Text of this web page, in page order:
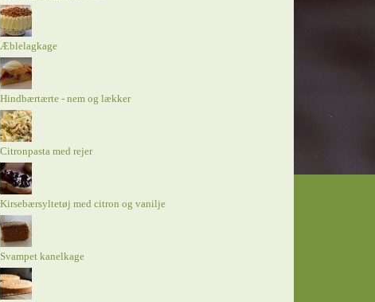
Æblelagkage
Hindbærtærte - nem og lækker
Citronpasta med rejer
Kirsebærsyltetøj med citron og vanilje
Svampet kanelkage